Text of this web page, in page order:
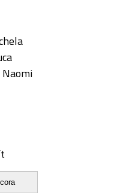
Naomi